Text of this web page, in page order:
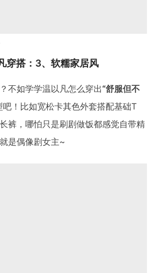
穿搭：3、软糯家居风
不如学学温以凡怎么穿出“舒服但不
吧！比如宽松卡其色外套搭配基础T
裤，哪怕只是刷剧做饭都感觉自带精
是偶像剧女主~